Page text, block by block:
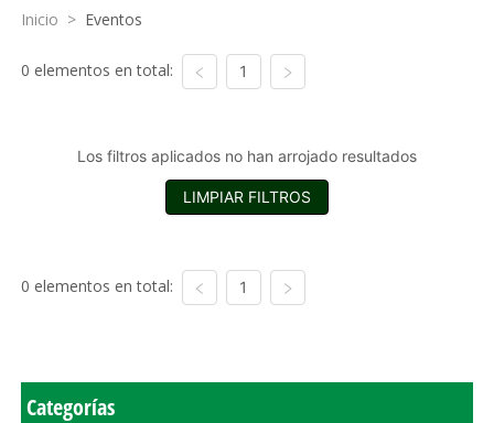
Inicio > Eventos
0 elementos en total: 1
Los filtros aplicados no han arrojado resultados
LIMPIAR FILTROS
0 elementos en total: 1
Categorías